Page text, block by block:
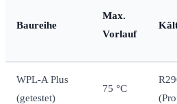
Baureihe
Max.
Vorlauf
WPL-A Plus
(getestet)
75 °C